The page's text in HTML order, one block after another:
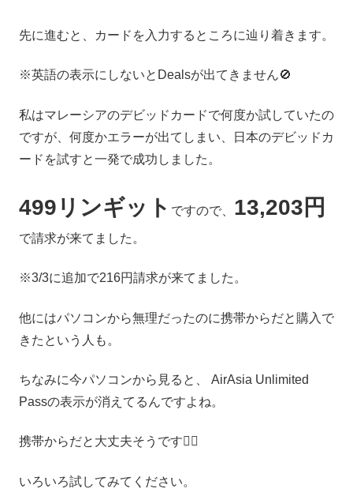
先に進むと、カードを入力するところに辿り着きます。
※英語の表示にしないとDealsが出てきません🚫
私はマレーシアのデビッドカードで何度か試していたの
ですが、何度かエラーが出てしまい、日本のデビッドカ
ードを試すと一発で成功しました。
499リンギット ですので、 13,203円
で請求が来てました。
※3/3に追加で216円請求が来てました。
他にはパソコンから無理だったのに携帯からだと購入で
きたという人も。
ちなみに今パソコンから見ると、 AirAsia Unlimited
Passの表示が消えてるんですよね。
携帯からだと大丈夫そうです🙆‍♀️
いろいろ試してみてください。